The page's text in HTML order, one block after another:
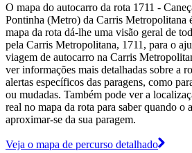
O mapa do autocarro da rota 1711 -
Pontinha (Metro) da Carris Metropolitana
mapa da rota dá-lhe uma visão geral de
pela Carris Metropolitana, 1711, para o
viagem de autocarro na Carris
ver informações mais detalhadas sobre a
alertas específicos das paragens, como
ou mudadas. Também pode ver a
real no mapa da rota para saber quando o
aproximar-se da sua paragem.
Veja o mapa de percurso detalhado